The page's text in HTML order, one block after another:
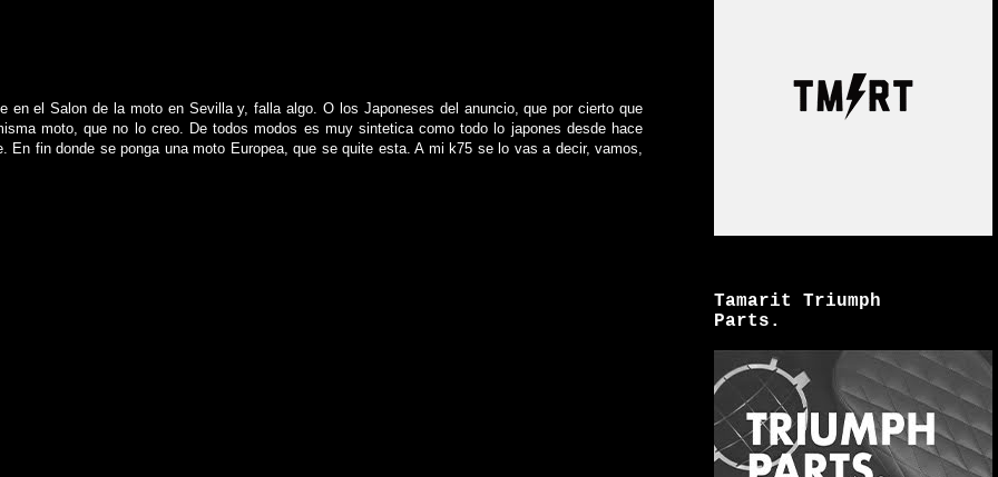
en el Salon de la moto en Sevilla y, falla algo. O los Japoneses del anuncio, que por cierto que
moto, que no lo creo. De todos modos es muy sintetica como todo lo japones desde hace
En fin donde se ponga una moto Europea, que se quite esta. A mi k75 se lo vas a decir, vamos,
Tamarit Triumph
Parts.